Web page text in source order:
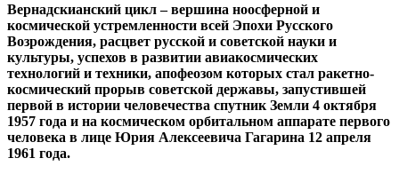
Вернадскианский цикл – вершина ноосферной и
космической устремленности всей Эпохи Русского
Возрождения, расцвет русской и советской науки и
культуры, успехов в развитии авиакосмических
технологий и техники, апофеозом которых стал ракетно-
космический прорыв советской державы, запустившей
первой в истории человечества спутник Земли 4 октября
1957 года и на космическом орбитальном аппарате первого
человека в лице Юрия Алексеевича Гагарина 12 апреля
1961 года.